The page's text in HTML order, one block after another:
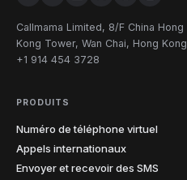
Callmama Limited, 8/F China Hong
Kong Tower, Wan Chai, Hong Kong
+1 914 454 3728
PRODUITS
Numéro de téléphone virtuel
Appels internationaux
Envoyer et recevoir des SMS